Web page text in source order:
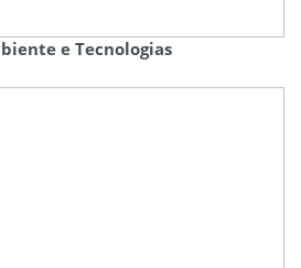
e Tecnologias